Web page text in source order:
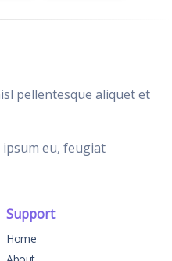
pellentesque aliquet et
ipsum eu, feugiat
Support
Home